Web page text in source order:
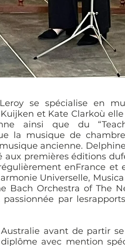
se spécialise en
et Kate Clarkoù
ainsi que du
la musique de
ancienne.
aux premières éditions
enFrance et
Universelle,
Bach Orchestra of The
par
avant de partir
avec mention